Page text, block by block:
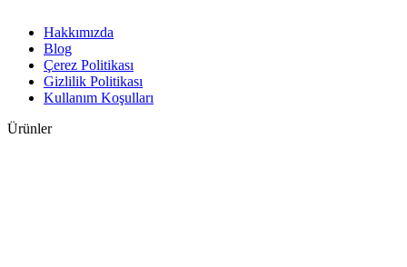
Hakkımızda
Blog
Çerez Politikası
Gizlilik Politikası
Kullanım Koşulları
Ürünler